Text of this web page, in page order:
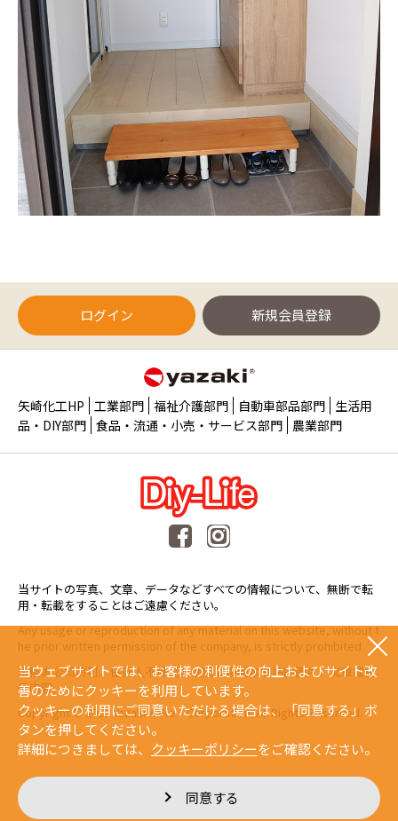
ログイン 新規会員登録
矢崎化工HP 工業部門 福祉介護部門 自動車部品部門 生活用
品・DIY部門 食品・流通・小売・サービス部門 農業部門
当サイトの写真、文章、データなどすべての情報について、無断で転
用・転載をすることはご遠慮ください。
Any usage or reproduction of any material on this website, without t
he prior written permission of the company, is strictly prohibited.
未經本公司許可、任何人不得擅自使用或複製本網站的圖片、文章或任
何内容。
Copyright © 2015 Yazaki Kako Corporation. All Rights Reserved.
当ウェブサイトでは、お客様の利便性の向上およびサイト改
善のためにクッキーを利用しています。
クッキーの利用にご同意いただける場合は、「同意する」ボ
タンを押してください。
詳細につきましては、 クッキーポリシーをご確認ください。
同意する